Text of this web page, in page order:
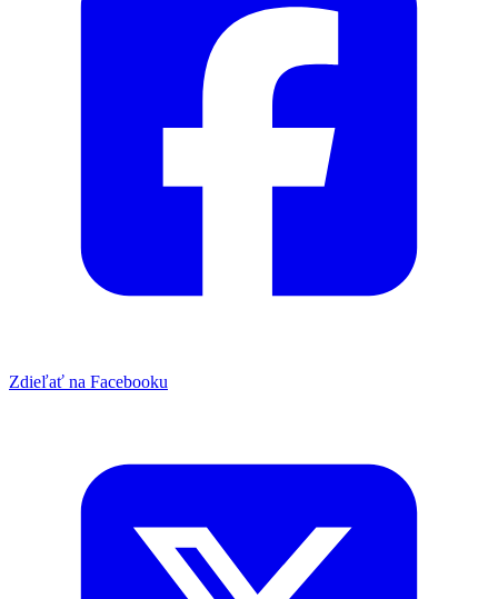
Zdieľať na Facebooku